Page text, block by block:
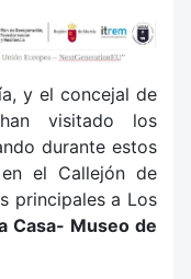
y el concejal de
visitado los
durante estos
el Callejón de
principales a Los
Casa- Museo de